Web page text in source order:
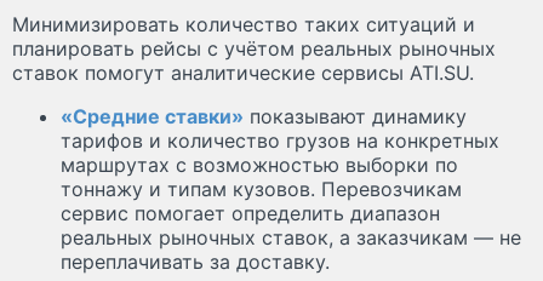
Минимизировать количество таких ситуаций и
планировать рейсы с учётом реальных рыночных
ставок помогут аналитические сервисы ATI.SU.
«Средние ставки» показывают динамику
тарифов и количество грузов на конкретных
маршрутах с возможностью выборки по
тоннажу и типам кузовов. Перевозчикам
сервис помогает определить диапазон
реальных рыночных ставок, а заказчикам — не
переплачивать за доставку.